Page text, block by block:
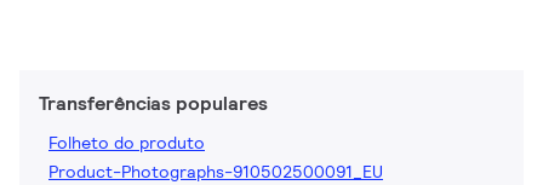
Transferências populares
Folheto do produto
Product-Photographs-910502500091_EU